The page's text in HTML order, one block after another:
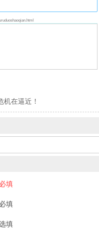
在逼近！
必填
必填
填